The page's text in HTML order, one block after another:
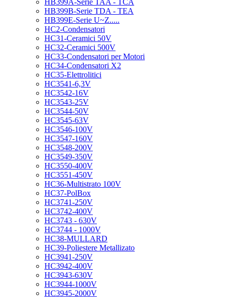
HB399A-Serie TAA - TCA
HB399B-Serie TDA - TEA
HB399E-Serie U~Z.....
HC2-Condensatori
HC31-Ceramici 50V
HC32-Ceramici 500V
HC33-Condensatori per Motori
HC34-Condensatori X2
HC35-Elettrolitici
HC3541-6,3V
HC3542-16V
HC3543-25V
HC3544-50V
HC3545-63V
HC3546-100V
HC3547-160V
HC3548-200V
HC3549-350V
HC3550-400V
HC3551-450V
HC36-Multistrato 100V
HC37-PolBox
HC3741-250V
HC3742-400V
HC3743 - 630V
HC3744 - 1000V
HC38-MULLARD
HC39-Poliestere Metallizato
HC3941-250V
HC3942-400V
HC3943-630V
HC3944-1000V
HC3945-2000V